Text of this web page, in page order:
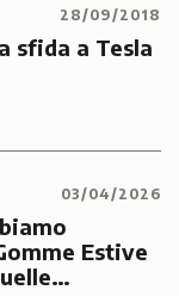
28/09/2018
sfida a Tesla
03/04/2026
Estive